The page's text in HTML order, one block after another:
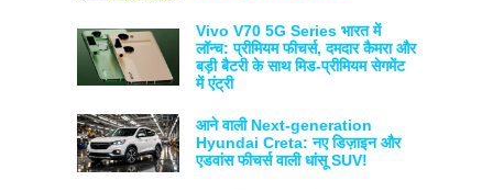
Vivo V70 5G Series भारत में
लॉन्च: प्रीमियम फीचर्स, दमदार कैमरा और
बड़ी बैटरी के साथ मिड-प्रीमियम सेगमेंट
में एंट्री
आने वाली Next-generation
Hyundai Creta: नए डिज़ाइन और
एडवांस फीचर्स वाली धांसू SUV!